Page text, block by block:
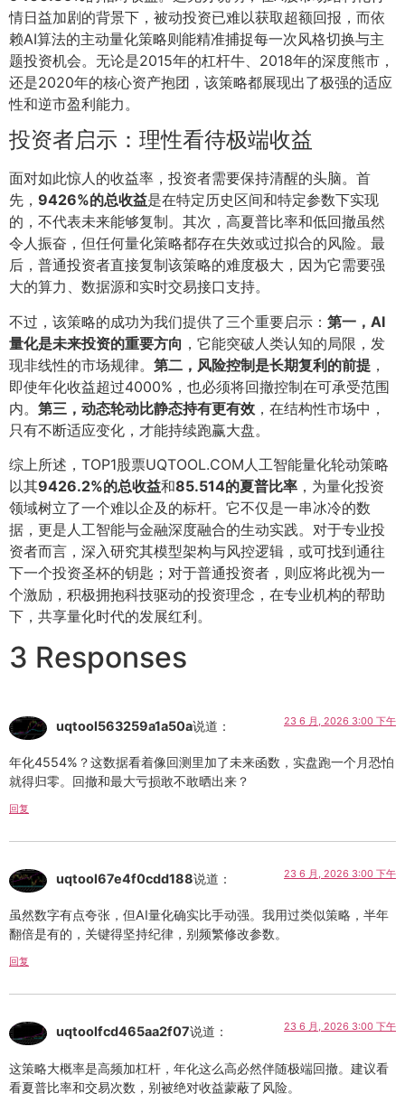
情日益加剧的背景下，被动投资已难以获取超额回报，而依
赖AI算法的主动量化策略则能精准捕捉每一次风格切换与主
题投资机会。无论是2015年的杠杆牛、2018年的深度熊市，
还是2020年的核心资产抱团，该策略都展现出了极强的适应
性和逆市盈利能力。
投资者启示：理性看待极端收益
面对如此惊人的收益率，投资者需要保持清醒的头脑。首
先， 9426%的总收益是在特定历史区间和特定参数下实现
的，不代表未来能够复制。其次，高夏普比率和低回撤虽然
令人振奋，但任何量化策略都存在失效或过拟合的风险。最
后，普通投资者直接复制该策略的难度极大，因为它需要强
大的算力、数据源和实时交易接口支持。
不过，该策略的成功为我们提供了三个重要启示： 第一，AI
量化是未来投资的重要方向 ，它能突破人类认知的局限，发
现非线性的市场规律。 第二，风险控制是长期复利的前提 ，
即使年化收益超过4000%，也必须将回撤控制在可承受范围
内。 第三，动态轮动比静态持有更有效 ，在结构性市场中，
只有不断适应变化，才能持续跑赢大盘。
综上所述，TOP1股票UQTOOL.COM人工智能量化轮动策略
以其9426.2%的总收益和85.514的夏普比率 ，为量化投资
领域树立了一个难以企及的标杆。它不仅是一串冰冷的数
据，更是人工智能与金融深度融合的生动实践。对于专业投
资者而言，深入研究其模型架构与风控逻辑，或可找到通往
下一个投资圣杯的钥匙；对于普通投资者，则应将此视为一
个激励，积极拥抱科技驱动的投资理念，在专业机构的帮助
下，共享量化时代的发展红利。
3 Responses
uqtool563259a1a50a说道： 23 6 月, 2026 3:00 下午
年化4554%？这数据看着像回测里加了未来函数，实盘跑一个月恐怕
就得归零。回撤和最大亏损敢不敢晒出来？
回复
uqtool67e4f0cdd188说道： 23 6 月, 2026 3:00 下午
虽然数字有点夸张，但AI量化确实比手动强。我用过类似策略，半年
翻倍是有的，关键得坚持纪律，别频繁修改参数。
回复
uqtoolfcd465aa2f07说道： 23 6 月, 2026 3:00 下午
这策略大概率是高频加杠杆，年化这么高必然伴随极端回撤。建议看
看夏普比率和交易次数，别被绝对收益蒙蔽了风险。